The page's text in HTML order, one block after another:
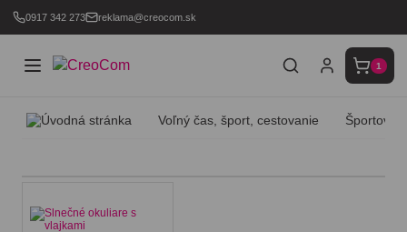
0917 342 273 reklama@creocom.sk
1
Voľný čas, šport, cestovanie Športové